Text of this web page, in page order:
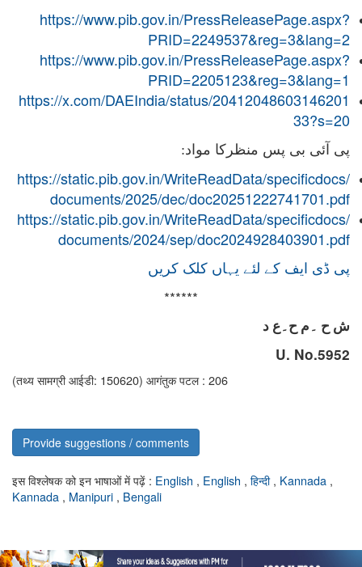
https://www.pib.gov.in/PressReleasePage.aspx?
PRID=2249537&reg=3&lang=2
https://www.pib.gov.in/PressReleasePage.aspx?
PRID=2205123&reg=3&lang=1
https://x.com/DAEIndia/status/20412048603146201
33?s=20
پی آئی بی پس منظرکا مواد:
https://static.pib.gov.in/WriteReadData/specificdocs/
documents/2025/dec/doc20251222741701.pdf
https://static.pib.gov.in/WriteReadData/specificdocs/
documents/2024/sep/doc2024928403901.pdf
پی ڈی ایف کے لئے یہاں کلک کریں
******
ش ح ۔م ح۔ع د
U. No.5952
(तथ्य सामग्री आईडी: 150620) आगंतुक पटल : 206
Provide suggestions / comments
इस विश्लेषक को इन भाषाओं में पढ़ें : English , English , हिन्दी, Kannada ,
Kannada , Manipuri , Bengali